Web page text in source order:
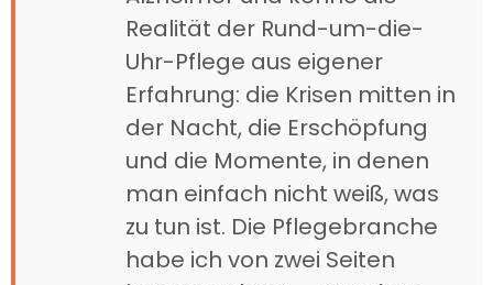
Realität der Rund-um-die-
Uhr-Pflege aus eigener
Erfahrung: die Krisen mitten in
der Nacht, die Erschöpfung
und die Momente, in denen
man einfach nicht weiß, was
zu tun ist. Die Pflegebranche
habe ich von zwei Seiten